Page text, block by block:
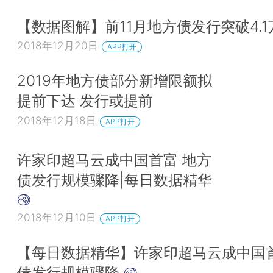
【数据图解】前11月地方债发行突破
2018年12月20日 APP打开
2019年地方债部分新增限额拟
提前下达 发行或提前
2018年12月18日 APP打开
许家印超马云成中国首富 地方
债发行规模骤降|每日数据精华
2018年12月10日 APP打开
【每日数据精华】许家印超马云成中国